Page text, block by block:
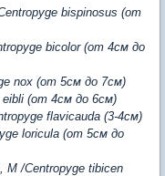
bispinosus (от
bicolor (от 4см до
nox (от 5см до 7см)
eibli (от 4см до 6см)
flavicauda (3-4см)
loricula (от 5см до
M /Centropyge tibicen